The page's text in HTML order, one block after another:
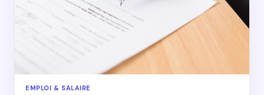
EMPLOI & SALAIRE